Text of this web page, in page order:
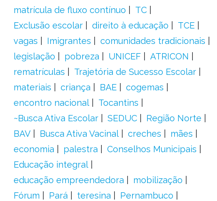
matrícula de fluxo contínuo
TC
Exclusão escolar
direito à educação
TCE
vagas
Imigrantes
comunidades tradicionais
legislação
pobreza UNICEF
ATRICON
rematrículas
Trajetória de Sucesso Escolar
materiais
criança BAE
cogemas
encontro nacional
Tocantins
~Busca Ativa Escolar
SEDUC
Região Norte
BAV
Busca Ativa Vacinal creches
mães
economia
palestra
Conselhos Municipais
Educação integral
educação empreendedora
mobilização
Fórum
Pará teresina
Pernambuco